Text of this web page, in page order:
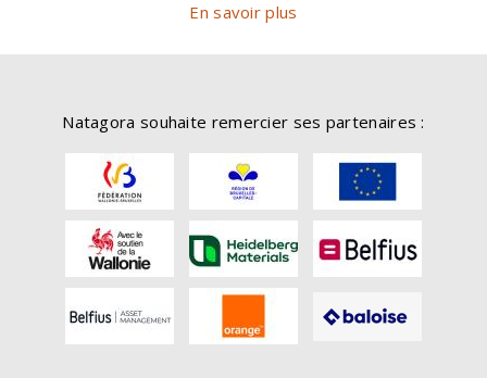
En savoir plus
Natagora souhaite remercier ses partenaires :